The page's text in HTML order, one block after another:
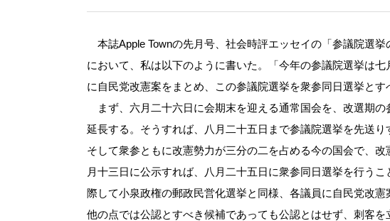
本誌Apple Townの先月号、社会時評エッセイの「参議院選
において、私は以下のように書いた。「今年の参議院選挙は
に自民党改憲案をまとめ、この参議院選挙を衆参同日選挙とす
まず、六月二十六日に会期末を迎える通常国会を、改選期
延長する。そうすれば、八月二十五日まで参議院選挙を先送り
そして衆参ともに改憲勢力が三分の二を占める今の国会で、
月十三日に公示すれば、八月二十五日に衆参同日選挙を行う
際して小泉政権の郵政民営化選挙と同様、各議員に自民党改
他の点では公認とすべき候補であっても公認とはせず、刺客